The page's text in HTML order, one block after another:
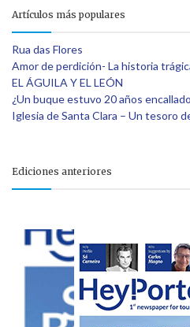
Artículos más populares
Rua das Flores
Amor de perdición- La historia
EL ÁGUILA Y EL LEÓN
¿Un buque estuvo 20 años
Iglesia de Santa Clara – Un tesoro
Ediciones anteriores